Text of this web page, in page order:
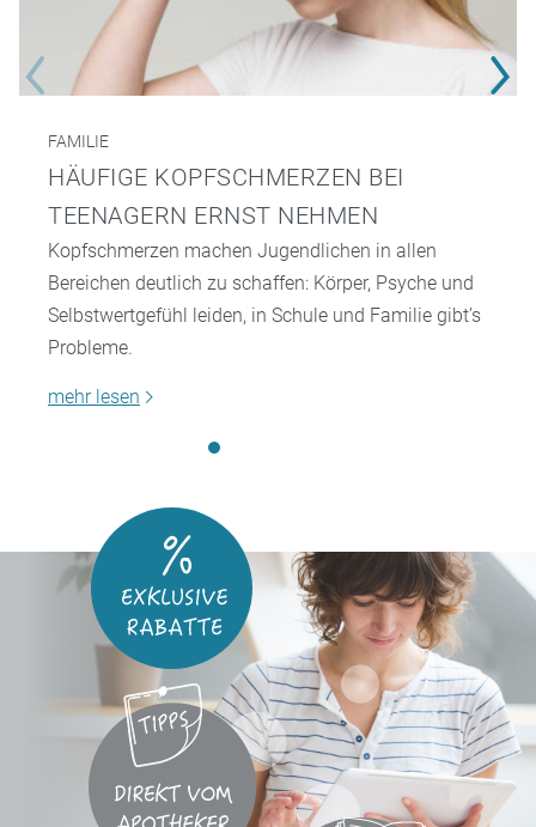
FAMILIE
HÄUFIGE KOPFSCHMERZEN BEI
TEENAGERN ERNST NEHMEN
Kopfschmerzen machen Jugendlichen in allen
Bereichen deutlich zu schaffen: Körper, Psyche und
Selbstwertgefühl leiden, in Schule und Familie gibt’s
Probleme.
mehr lesen